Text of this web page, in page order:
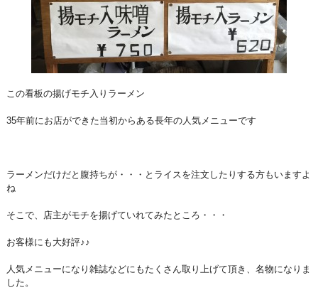
この看板の揚げモチ入りラーメン
35年前にお店ができた当初からある長年の人気メニューです
ラーメンだけだと腹持ちが・・・とライスを注文したりする方もいますよ
ね
そこで、店主がモチを揚げていれてみたところ・・・
お客様にも大好評♪♪
人気メニューになり雑誌などにもたくさん取り上げて頂き、名物になりま
した。